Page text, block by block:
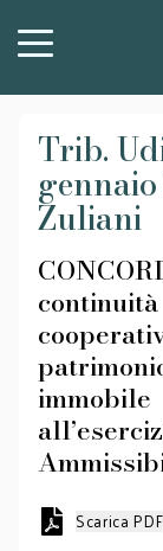
Trib.
Zuliani
Scarica PDF